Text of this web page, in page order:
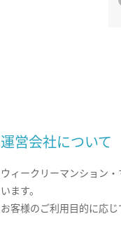
運営会社について
ウィークリーマンション
います。
お客様のご利用目的に応じ